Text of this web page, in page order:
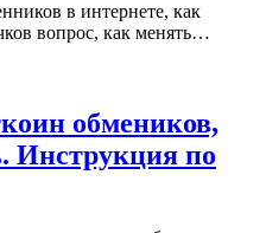
в интернете, как
вопрос, как менять…
обмеников,
Инструкция по